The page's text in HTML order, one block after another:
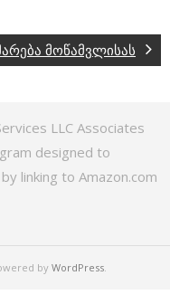
მოწამვლისას
LLC Associates
designed to
linking to Amazon.com
by WordPress